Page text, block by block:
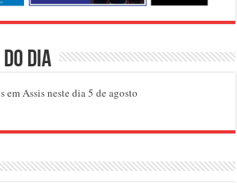
dia
em Assis neste dia 5 de agosto